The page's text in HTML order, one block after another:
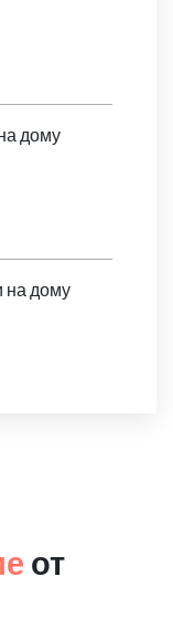
дому
на дому
от